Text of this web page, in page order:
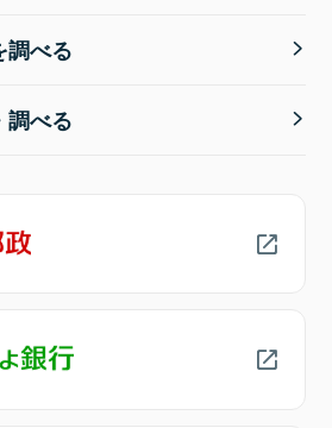
調べる
調べる